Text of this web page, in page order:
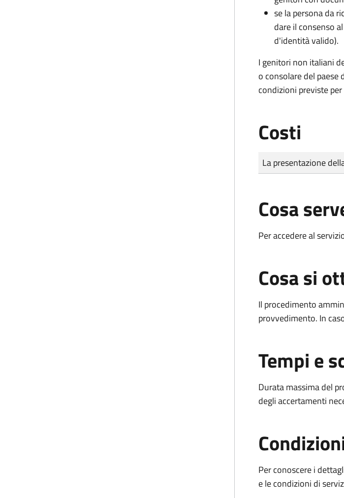
se la persona da
dare il consenso
d'identità valido).
I genitori non italiani
o consolare del paese
condizioni previste
Costi
Tipo di pagamento
Importo
La presentazione
Cosa
Per accedere al
Cosa si
Il procedimento
provvedimento. In
Tempi e
Durata massima del
degli accertamenti
Per conoscere i
e le condizioni di